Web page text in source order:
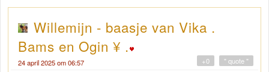
Willemijn - baasje van Vika .
Bams en Ogin ¥ .
24 april 2025 om 06:57 " quote "
+0